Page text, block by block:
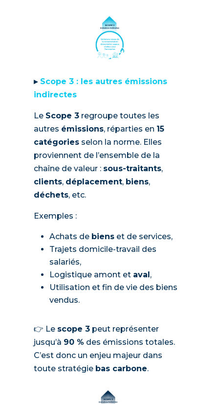
▸ Scope 3 : les autres émissions
indirectes
Le Scope 3regroupe toutes les
autres émissions, réparties en 15
catégoriesselon la norme. Elles
proviennent de l’ensemble de la
chaîne de valeur : sous-traitants,
clients, déplacement, biens,
déchets, etc.
Exemples :
Achats de bienset de services,
Trajets domicile-travail des
salariés,
Logistique amont et aval ,
Utilisation et fin de vie des biens
vendus.
👉 Le scope 3peut représenter
jusqu’à 90 % des émissions totales.
C’est donc un enjeu majeur dans
toute stratégie bas carbone.